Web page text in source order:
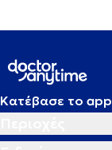
Ακράτεια
Κατέβασε το app